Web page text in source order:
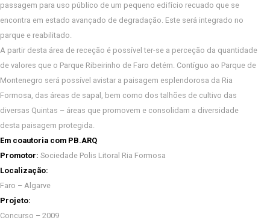
passagem para uso público de um pequeno edifício recuado que se
encontra em estado avançado de degradação. Este será integrado no
parque e reabilitado.
A partir desta área de receção é possível ter-se a perceção da quantidade
de valores que o Parque Ribeirinho de Faro detém. Contíguo ao Parque de
Montenegro será possível avistar a paisagem esplendorosa da Ria
Formosa, das áreas de sapal, bem como dos talhões de cultivo das
diversas Quintas – áreas que promovem e consolidam a diversidade
desta paisagem protegida.
Em coautoria com PB.ARQ
Promotor: Sociedade Polis Litoral Ria Formosa
Localização:
Faro – Algarve
Projeto:
Concurso – 2009